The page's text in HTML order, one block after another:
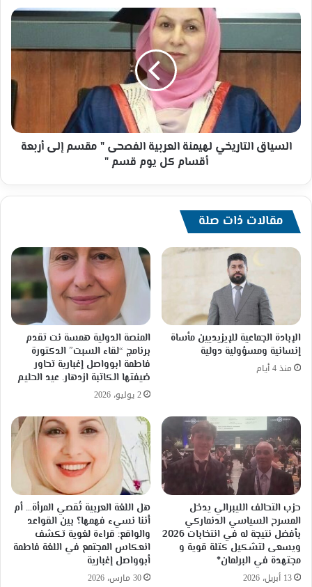
السياق
التاريخي
العربية
الفصحى
مقسم
إلى
أربعة
أقسام
قسم
السياق التاريخي لهيمنة العربية الفصحى " مقسم إلى أربعة
أقسام كل يوم قسم "
مقالات ذات صلة
الإبادة الجماعية للإيزيديين مأساة
إنسانية ومسؤولية دولية
منذ 4 أيام
المنصة الدولية همسة نت تقدم
برنامج “لقاء السبت” الدكتورة
فاطمة ابوواصل إغبارية تحاور
ضيفتها الكاتبة ازدهار. عيد الحليم
2 يوليو، 2026
حزب التحالف الليبرالي يدخل
المسرح السياسي الدنماركي
بأفضل نتيجة له في انتخابات 2026
ويسعى لتشكيل كتلة قوية و
مجتهدة في البرلمان*
13 أبريل، 2026
هل اللغة العربية تُقصي المرأة… أم
أننا نسيء فهمها؟ بين القواعد
والواقع: قراءة لغوية تكشف
انعكاس المجتمع في اللغة فاطمة
أبوواصل إغبارية
30 مارس، 2026